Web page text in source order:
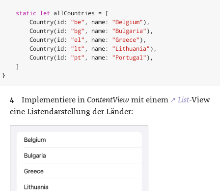
static let allCountries = [
Country(id: "be" , name: "Belgium"),
Country(id: "bg" , name: "Bulgaria"),
Country(id: "el" , name: "Greece"),
Country(id: "lt" , name: "Lithuania"),
Country(id: "pt" , name: "Portugal"),
]
}
Implementiere in ContentView mit einem ↗ List-View
eine Listendarstellung der Länder: